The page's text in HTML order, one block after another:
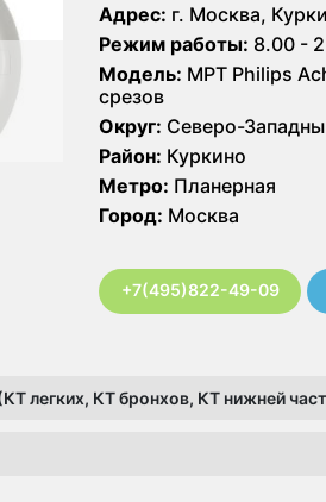
Адрес: г. Москва,
Режим работы: 8.00 -
Модель: МРТ Philips
срезов
Округ: Северо-
Район: Куркино
Метро: Планерная
Город: Москва
+7(495)822-49-09
легких, КТ бронхов, КТ нижней